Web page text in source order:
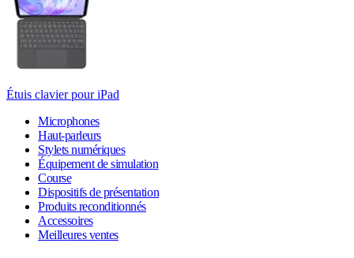
Étuis clavier pour iPad
Microphones
Haut-parleurs
Stylets numériques
Équipement de simulation
Course
Dispositifs de présentation
Produits reconditionnés
Accessoires
Meilleures ventes